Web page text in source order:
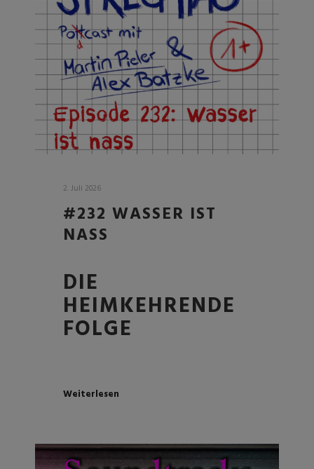
2. Juli 2026
#232 WASSER IST
NASS
DIE
HEIMKEHRENDE
FOLGE
Weiterlesen